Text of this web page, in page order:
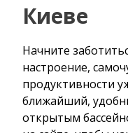
Киеве
Начните
настроение,
продуктивности
ближайший,
открытым